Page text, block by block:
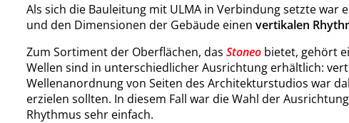
Als sich die Bauleitung mit ULMA in Verbindung setzte war
und den Dimensionen der Gebäude einen vertikalen
Zum Sortiment der Oberflächen, das Stoneo bietet, gehört
Wellen sind in unterschiedlicher Ausrichtung erhältlich:
Wellenanordnung von Seiten des Architekturstudios war
erzielen sollten. In diesem Fall war die Wahl der
Rhythmus sehr einfach.